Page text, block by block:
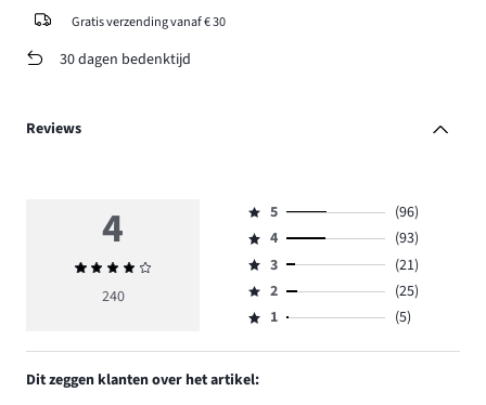
Gratis verzending vanaf € 30
30 dagen bedenktijd
Reviews
4
Gemiddelde
beoordeling
240
Beoordeling
5,
aantal
reviews
96.
5
(96)
Beoordeling
4,
aantal
reviews
4
(93)
Beoordeling
3,
aantal
3
(21)
Beoordeling
2,
25.
2
(25)
Beoordeling
1,
aantal
reviews
1 (5)
Dit zeggen klanten over het artikel: